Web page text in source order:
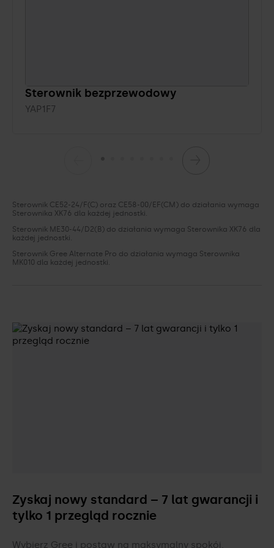
Sterownik bezprzewodowy
YAP1F7
Sterownik CE52-24/F(C) oraz CE58-00/EF(CM) do działania wymaga
Sterownika XK76 dla każdej jednostki.
Sterownik ME30-44/D2(B) do działania wymaga Sterownika XK76 dla
każdej jednostki.
Sterownik Gree Alternate Pro do działania wymaga Sterownika
MK010 dla każdej jednostki.
Zyskaj nowy standard – 7 lat gwarancji i
tylko 1 przegląd rocznie
Wybierz Gree i postaw na maksymalny spokój.